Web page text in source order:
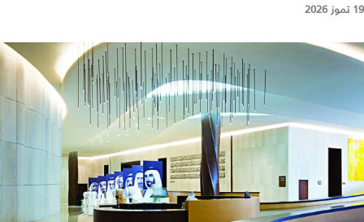
19 تموز 2026